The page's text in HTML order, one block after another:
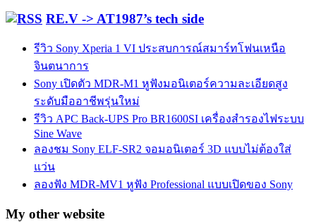
RE.V -> AT1987’s tech side
รีวิว Sony Xperia 1 VI ประสบการณ์สมาร์ทโฟนเหนือ
จินตนาการ
Sony เปิดตัว MDR-M1 หูฟังมอนิเตอร์ความละเอียดสูง
ระดับมืออาชีพรุ่นใหม่
รีวิว APC Back-UPS Pro BR1600SI เครื่องสำรองไฟระบบ
Sine Wave
ลองชม Sony ELF-SR2 จอมอนิเตอร์ 3D แบบไม่ต้องใส่
แว่น
ลองฟัง MDR-MV1 หูฟัง Professional แบบเปิดของ Sony
My other website